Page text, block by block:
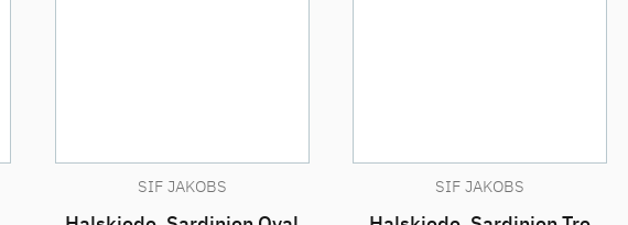
SIF JAKOBS SIF JAKOBS